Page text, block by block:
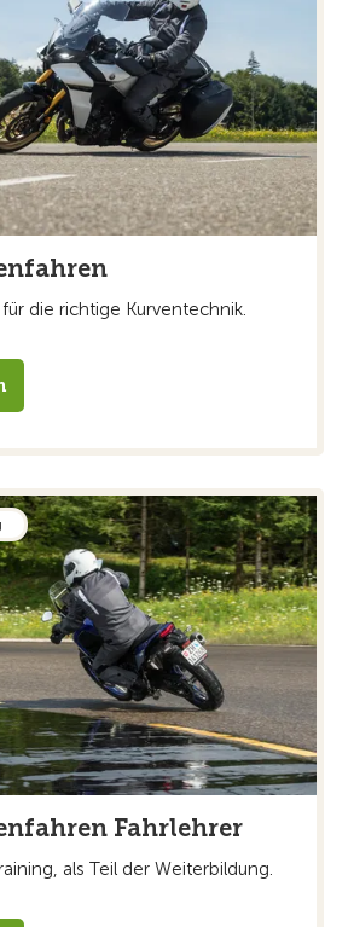
die richtige Kurventechnik.
Fahrlehrer
als Teil der Weiterbildung.